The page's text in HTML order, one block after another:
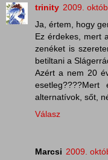
trinity 2009.
Ja, értem, hogy
Ez érdekes, mert
zenéket is
betiltani a
Azért a nem 20
alternatívok, sőt,
Válasz
Marcsi 2009.